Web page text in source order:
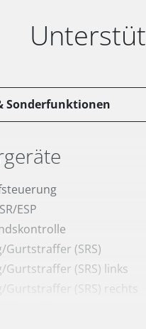
Sonderfunktionen
ESP
Gurtstraffer (SRS)
Gurtstraffer (SRS) links
Gurtstraffer (SRS) rechts